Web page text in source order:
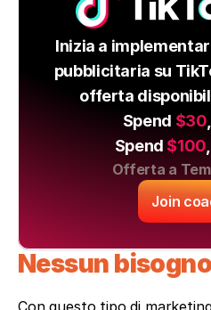
Inizia a
pubblicitaria su
offerta
Spend $30
Spend $100
Offerta a
Join
Nessun
Con questo tipo di